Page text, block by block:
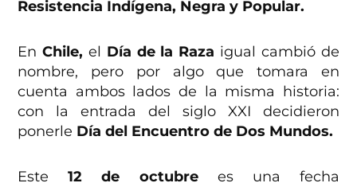
Resistencia Indígena, Negra y Popular.
EnChile, el Día de la Raza igual cambió de
nombre, pero por algo que tomara en
cuenta ambos lados de la misma historia:
con la entrada del siglo XXI decidieron
ponerle Día del Encuentro de Dos Mundos.
Este12 de octubrees una fecha